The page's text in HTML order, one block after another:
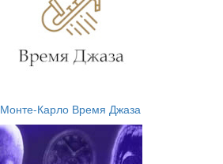
Монте-Карло Время Джаза